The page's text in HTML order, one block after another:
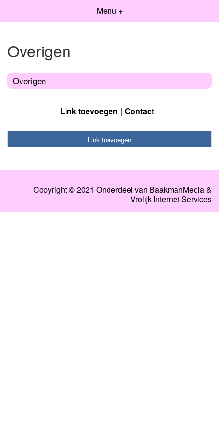
Menu +
Overigen
Overigen
Link toevoegen Contact
Link toevoegen
Copyright © 2021 Onderdeel van BaakmanMedia&
Vrolijk Internet Services